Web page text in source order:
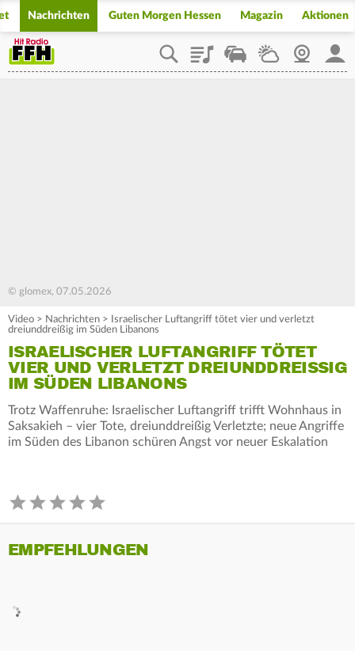
Nachrichten Guten Morgen Hessen Magazin Aktionen
PlaylistStaupilotWetterWebcam
© glomex, 07.05.2026
Video > Nachrichten >
Israelischer Luftangriff tötet vier und verletzt
dreiunddreißig im Süden Libanons
ISRAELISCHER LUFTANGRIFF TÖTET
VIER UND VERLETZT DREIUNDDREISSIG I
M SÜDEN LIBANONS
Trotz Waffenruhe: Israelischer Luftangriff trifft Wohnhaus in
Saksakieh – vier Tote, dreiunddreißig Verletzte; neue Angriffe
im Süden des Libanon schüren Angst vor neuer Eskalation
EMPFEHLUNGEN